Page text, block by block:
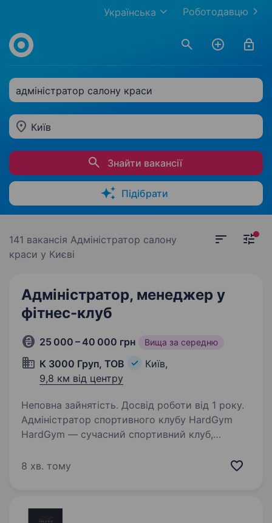
Роботодавцю
Українська
адміністратор салону краси
Київ
Знайти вакансії
Підібрати
141 вакансія Адміністратор салону
краси у Києві
Адміністратор, менеджер у
фітнес-клуб
25 000 – 40 000 грн Вища за середню
К 3000 Груп, ТОВ
Київ,
9,8 км від центру
Неповна зайнятість. Досвід роботи від 1 року.
Адміністратор спортивного клубу HardGym
HardGym — сучасний спортивний клуб,
основою нашої роботи. Якщо ти любиш
8 хв. тому